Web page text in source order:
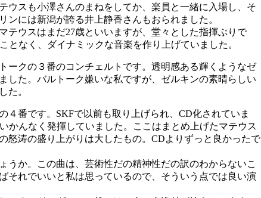
ウスも小澤さんのまねをしてか、楽員と一緒に入場し、そ
には新潟が誇る井上静香さんもおられました。
ウスはまだ27歳といいますが、堂々とした指揮ぶりで
となく、ダイナミックな音楽を作り上げていました。
クの３番のコンチェルトです。透明感ある輝くようなゼ
した。バルトーク嫌いな私ですが、ゼルキンの素晴らしい
た。
番です。SKFで以前も取り上げられ、CD化されていま
かんなく発揮していました。ここはまとめ上げたマテウス
怒涛の盛り上がりは大したもの。CDよりずっと良かったで
か。この曲は、芸術性だの精神性だの訳のわからないこ
それでいいと私は思っているので、そういう点では良い演